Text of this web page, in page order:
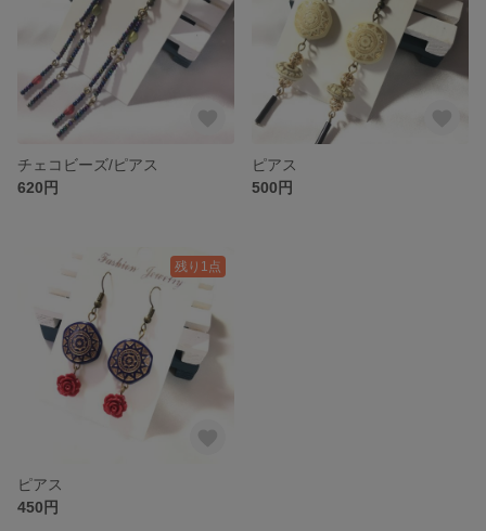
チェコビーズ/ピアス
620円
ピアス
500円
残り1点
ピアス
450円